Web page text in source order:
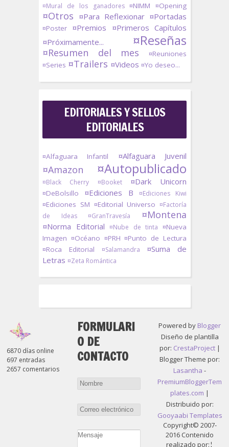
¤Mural de los ganadores ¤NIMM ¤Opening
¤Otros ¤Para Reflexionar ¤Portadas
¤Poster ¤Premios
¤Primeros Capítulos
¤Próximamente...
¤Reseñas
¤Resumen del mes
¤Reuniones
¤Series ¤Trailers ¤Videos ¤Yo deseo...
EDITORIALES Y SELLOS
EDITORIALES
¤Alfaguara Infantil ¤Alfaguara Juvenil
¤Amazon ¤Autopublicado
¤Black Cherry ¤Booket ¤Dark Unicorn
¤DeBolsillo ¤Ediciones B ¤Ediciones Kiwi
¤Ediciones SM ¤Editorial Universo ¤Factoría
de Ideas
¤GranTravesía ¤Montena
¤Norma Editorial ¤Nube de tinta ¤Nueva
Imagen ¤Océano ¤PRH ¤Punto de Lectura
¤Roca Editorial
¤Salamandra
¤Suma de
Letras ¤Zeta Romántica
6870 días online
697 entradas
2657 comentarios
FORMULARI
O DE
CONTACTO
Powered by Blogger
Diseño de plantilla
por: CrestaProject|
Blogger Theme por:
Lasantha -
PremiumBloggerTem
plates.com |
Distribuido por:
Gooyaabi Templates
Copyright© 2007-
2016 Contenido
realizado por:¦